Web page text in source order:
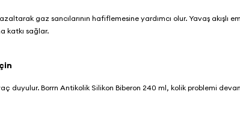
gaz sancılarının hafiflemesine yardımcı olur. Yavaş akışlı
katkı sağlar.
duyulur.Borrn Antikolik Silikon Biberon 240 ml, kolik problemi